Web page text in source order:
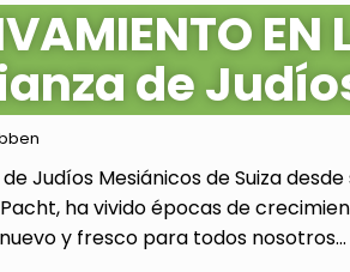
EN
de
Judíos Mesiánicos de Suiza
ha vivido épocas de
y fresco para todos nosotros...